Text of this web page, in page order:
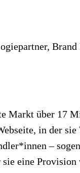
Brand
Markt über 17
in der
–
eine Provision